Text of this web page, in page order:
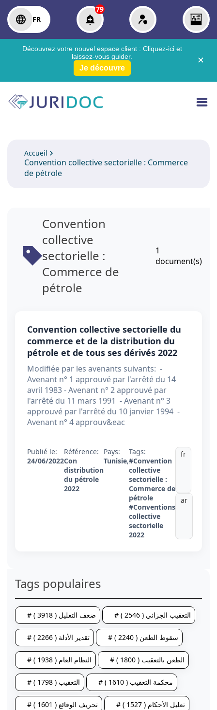
FR
79
Découvrez votre nouvel espace client : Cliquez-ici et
laissez-vous guider.
Je découvre
✕
Accueil
Convention collective sectorielle : Commerce
de pétrole
Convention
collective
sectorielle :
Commerce de
pétrole
1
document(s)
Convention collective sectorielle du
commerce et de la distribution du
pétrole et de tous ses dérivés 2022
Modifiée par les avenants suivants: -
Avenant n° 1 approuvé par l'arrêté du 14
avril 1983 - Avenant n° 2 approuvé par
l'arrêté du 11 mars 1991 - Avenant n° 3
approuvé par l'arrêté du 10 janvier 1994 -
Avenant n° 4 approuv&eac
Publié le:
24/06/2022
Référence:
Con
distribution
du pétrole
2022
Pays:
Tunisie,
Tags:
#Convention
collective
sectorielle :
Commerce de
pétrole
#Conventions
collective
sectorielle
2022
fr
ar
Tags populaires
# ضعف التعليل ( 3918 ) # التعقيب الجزائي ( 2546 )
# تقدير الأدلة ( 2266 ) # سقوط الطعن ( 2240 )
# النظام العام ( 1938 ) # الطعن بالتعقيب ( 1800 )
# التعقيب ( 1798 ) # محكمة التعقيب ( 1610 )
# تحريف الوقائع ( 1601 ) # تعليل الأحكام ( 1527 )